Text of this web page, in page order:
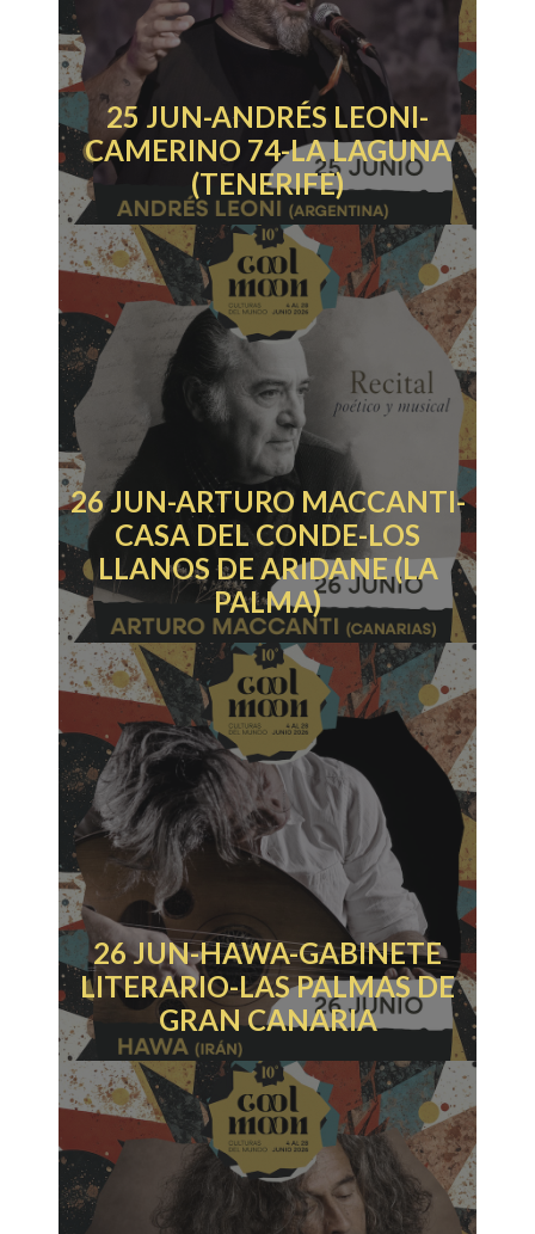
25 JUN-ANDRÉS LEONI-
CAMERINO 74-LA LAGUNA
(TENERIFE)
26 JUN-ARTURO MACCANTI-
CASA DEL CONDE-LOS
LLANOS DE ARIDANE (LA
PALMA)
26 JUN-HAWA-GABINETE
LITERARIO-LAS PALMAS DE
GRAN CANARIA